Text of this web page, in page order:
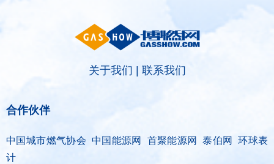
关于我们 联系我们
合作伙伴
中国城市燃气协会 中国能源网 首聚能源网 泰伯网 环球表
计